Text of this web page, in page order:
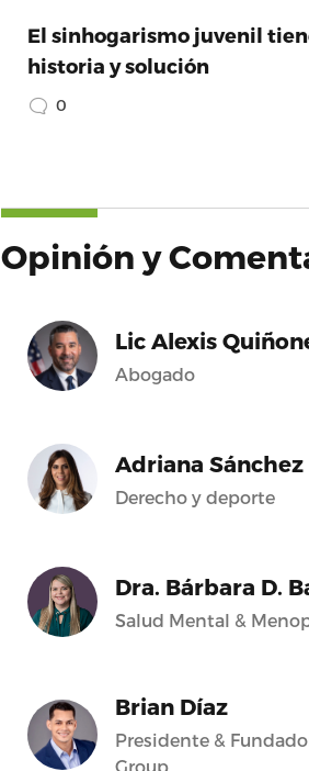
El sinhogarismo juvenil
historia y solución
0
Opinión y
Lic Alexis
Abogado
Adriana Sánchez
Derecho y deporte
Dra. Bárbara D.
Salud Mental &
Brian Díaz
Presidente &
Group